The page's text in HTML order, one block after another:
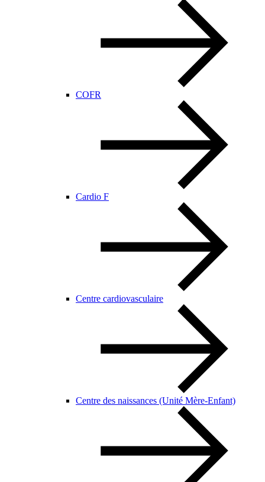
COFR
Cardio F
Centre cardiovasculaire
Centre des naissances (Unité Mère-Enfant)